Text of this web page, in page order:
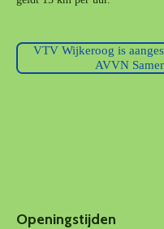
VTV Wijkeroog is
AVVN
Openingstijden